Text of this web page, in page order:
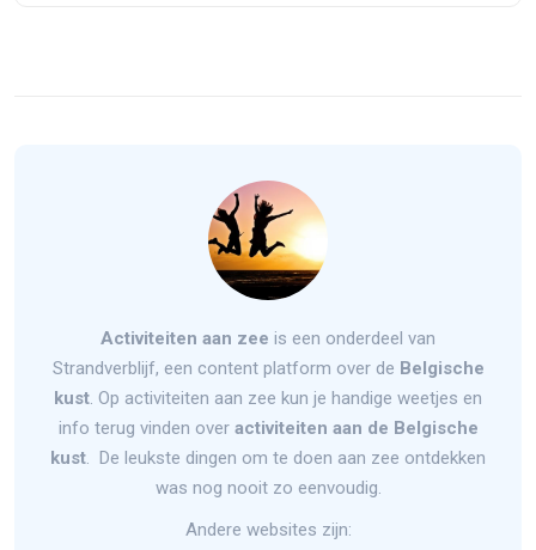
Activiteiten aan zee is een onderdeel van
Strandverblijf, een content platform over de Belgische
kust. Op activiteiten aan zee kun je handige weetjes en
info terug vinden over activiteiten aan de Belgische
kust. De leukste dingen om te doen aan zee ontdekken
was nog nooit zo eenvoudig.
Andere websites zijn: